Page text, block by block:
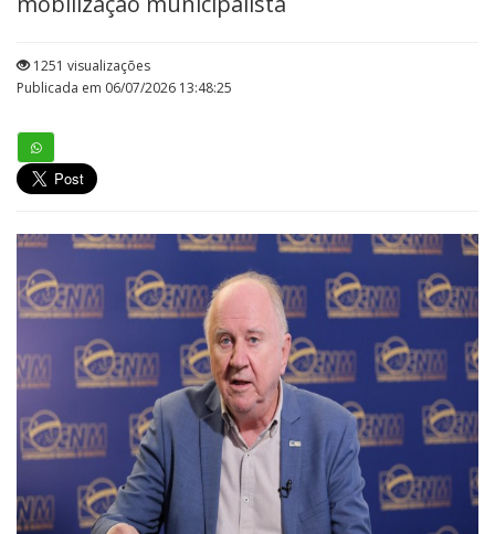
1251 visualizações
Publicada em 06/07/2026 13:48:25